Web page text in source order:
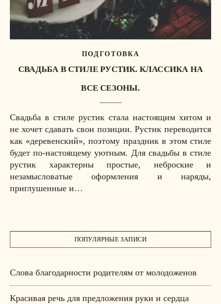
ПОДГОТОВКА
СВАДЬБА В СТИЛЕ РУСТИК. КЛАССИКА НА
ВСЕ СЕЗОНЫ.
Свадьба в стиле рустик стала настоящим хитом и
не хочет сдавать свои позиции. Рустик переводится
как «деревенский», поэтому праздник в этом стиле
будет по-настоящему уютным. Для свадьбы в стиле
рустик характерны простые, неброские и
незамысловатые оформления и наряды,
приглушенные и…
ПОПУЛЯРНЫЕ ЗАПИСИ
Слова благодарности родителям от молодоженов
Красивая речь для предложения руки и сердца